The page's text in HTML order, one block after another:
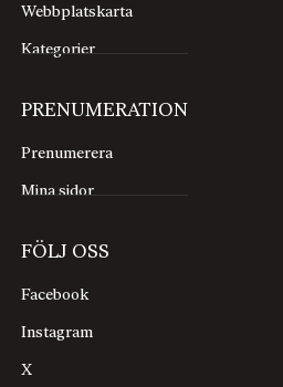
Webbplatskarta
Kategorier
PRENUMERATION
Prenumerera
Mina sidor
FÖLJ OSS
Facebook
Instagram
X